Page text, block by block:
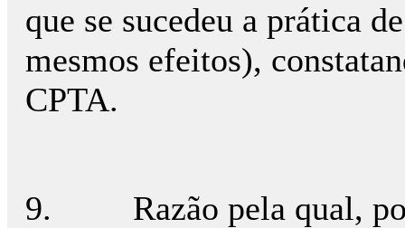
que se sucedeu a prática
mesmos efeitos),
CPTA.
9. Razão pela qual, por